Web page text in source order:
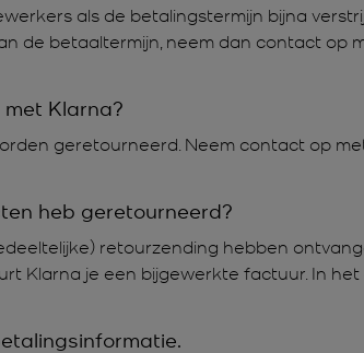
als de betalingstermijn bijna
de betaaltermijn, neem dan contact op
Klarna?
geretourneerd. Neem contact op
heb geretourneerd?
retourzending hebben
Klarna je een bijgewerkte factuur. In